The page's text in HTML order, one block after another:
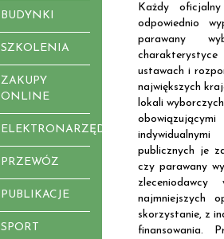
BUDYNKI
SZKOLENIA
ZAKUPY
ONLINE
ELEKTRONARZĘDZIA
PRZEWÓZ
PUBLIKACJE
SPORT
Każdy
odpowiednio
parawany
ustawach i
największych
lokali
publicznych je
czy parawany
najmniejszych
skorzystanie, z
finansowania.